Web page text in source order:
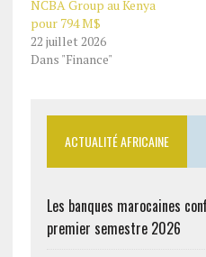
NCBA Group au Kenya
pour 794 M$
22 juillet 2026
Dans "Finance"
ACTUALITÉ AFRICAINE
Les banques marocaines
premier semestre 2026